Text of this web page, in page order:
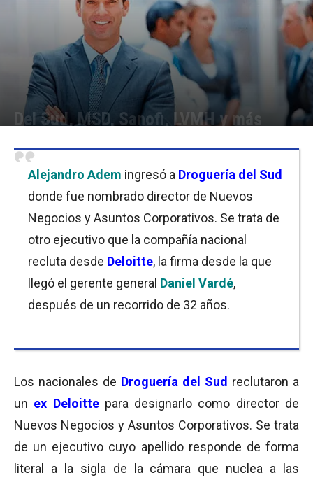
Del Sud, MSD, Sanofi, LVMH y más
Alejandro Adem ingresó a Droguería del Sud
donde fue nombrado director de Nuevos
Negocios y Asuntos Corporativos. Se trata de
otro ejecutivo que la compañía nacional
recluta desde Deloitte, la firma desde la que
llegó el gerente general Daniel Vardé,
después de un recorrido de 32 años.
Los nacionales de Droguería del Sud reclutaron a
un ex Deloittepara designarlo como director de
Nuevos Negocios y Asuntos Corporativos. Se trata
de un ejecutivo cuyo apellido responde de forma
literal a la sigla de la cámara que nuclea a las